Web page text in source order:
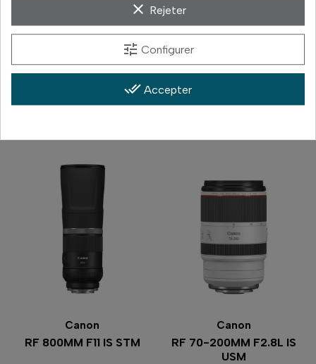
En stock
Comparer
APO-SUMMICRON-M 35
MM F/2 ASPH
Nous contacter
Comparer
Canon
RF 800MM F11 IS STM
Canon
RF 70-200MM F2.8L IS
USM
clear Rejeter
tune Configurer
done_all Accepter